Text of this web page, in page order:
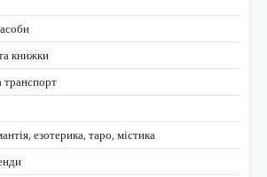
книжки
транспорт
езотерика, таро, містика